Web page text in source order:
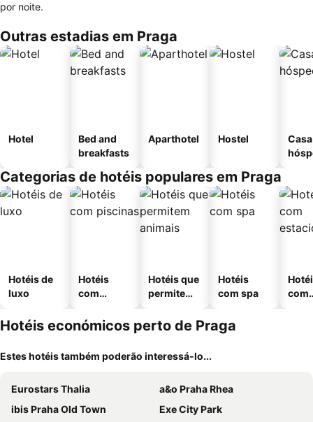
por noite.
Outras estadias em Praga
Hotel
Bed and
breakfasts
Aparthotel Hostel
Categorias de hotéis populares em Praga
Hotéis de
luxo
Hotéis
com
Hotéis que
permitem
Hotéis
com spa
com
Hotéis económicos perto de Praga
Estes hotéis também poderão interessá-lo...
Eurostars Thalia
a&o Praha Rhea
ibis Praha Old Town
Exe City Park